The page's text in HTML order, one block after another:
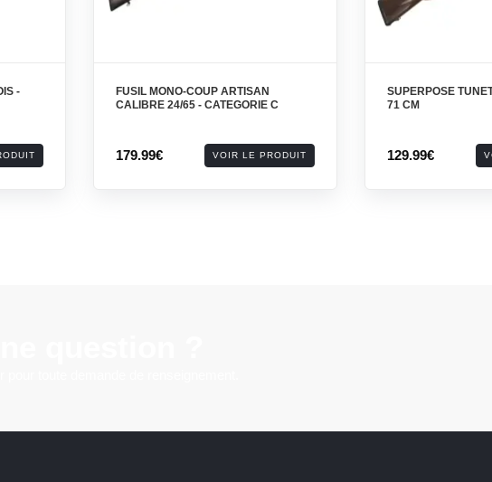
-
FUSIL MONO-COUP ARTISAN
CALIBRE 24/65 - CATEGORIE C
179.99€ VOIR LE PRODUIT
SUPERPOSE
71 CM
129.99€